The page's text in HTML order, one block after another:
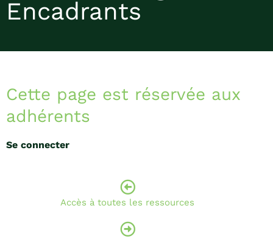
Encadrants
Cette page est réservée aux
adhérents
Se connecter
Accès à toutes les ressources